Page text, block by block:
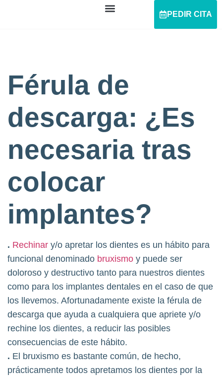
PEDIR CITA
Férula de
descarga: ¿Es
necesaria tras
colocar
implantes?
. Rechinar y/o apretar los dientes es un hábito para
funcional denominado bruxismo y puede ser
doloroso y destructivo tanto para nuestros dientes
como para los implantes dentales en el caso de que
los llevemos. Afortunadamente existe la férula de
descarga que ayuda a cualquiera que apriete y/o
rechine los dientes, a reducir las posibles
consecuencias de este hábito.
. El bruxismo es bastante común, de hecho,
prácticamente todos apretamos los dientes por la